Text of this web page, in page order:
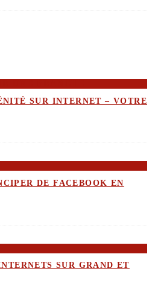
SUR INTERNET – VOTRE
DE FACEBOOK EN
SUR GRAND ET